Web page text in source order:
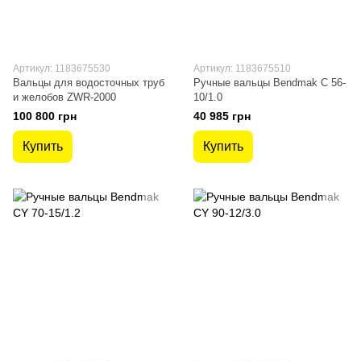
Артикул: 1183675530
Вальцы для водосточных труб
и желобов ZWR-2000
100 800 грн
Купить
Артикул: 1183675510
Ручные вальцы Bendmak C 56-
10/1.0
40 985 грн
Купить